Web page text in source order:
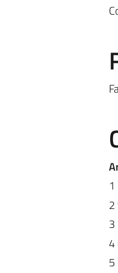
2
4
5